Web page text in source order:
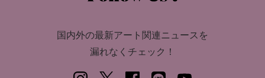
国内外の最新アート関連ニュースを
漏れなくチェック！